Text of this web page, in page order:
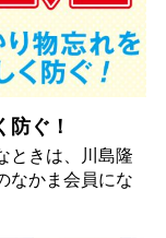
防ぐ！
ときは、川島隆
なかま会員にな